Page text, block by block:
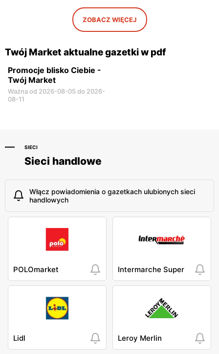
ZOBACZ WIĘCEJ
Twój Market aktualne gazetki w pdf
Promocje blisko Ciebie -
Twój Market
Ważna od 2026-08-05 do 2026-
08-11
SIECI
Sieci handlowe
Włącz powiadomienia o gazetkach ulubionych sieci
handlowych
POLOmarket Intermarche Super
Lidl Leroy Merlin